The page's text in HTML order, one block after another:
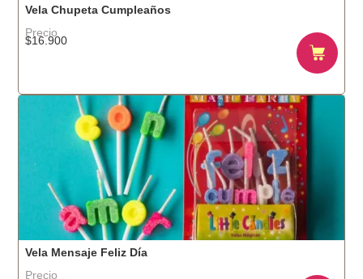
Vela Chupeta Cumpleaños
Precio
$16.900
Vela Mensaje Feliz Día
Precio